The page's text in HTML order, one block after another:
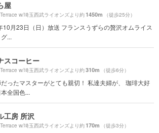
屋
w/埼玉西武ライオンズより約1450m （徒歩25分）
10月23日（日）放送 フランスうずらの贅沢オムライス
グ...
スコーヒー
w/埼玉西武ライオンズより約310m （徒歩6分）
ったマスターがとても親切！ 私達夫婦が、 珈琲大好
全国色...
工房 所沢
w/埼玉西武ライオンズより約170m （徒歩3分）